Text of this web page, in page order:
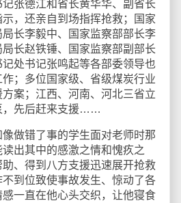
张德江和省长黄华华、副省长
，还亲自到场指挥抢救；国家
长李毅中、国家监察部部长李
长赵铁锤、国家监察部副部长
处书记张鸣起等各部委领导也
；多位国家级、省级煤炭行业
案；江西、河南、河北三省立
，先后赶来支援……
错了事的学生面对老师时那
出其中的感激之情和愧疚之
、得到八方支援迅速展开抢救
到位致使事故发生、惊动了各
一直在他心头交织，让他寝食